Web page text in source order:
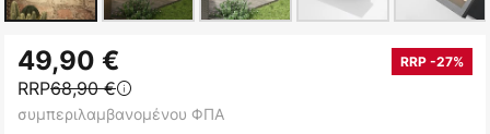
στην
αρχή
της
49,90 € RRP -27%
RRP68,90 €
συμπεριλαμβανομένου ΦΠΑ